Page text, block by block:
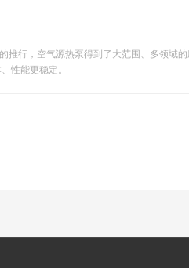
推行，空气源热泵得到了大范围、多领域
性能更稳定。